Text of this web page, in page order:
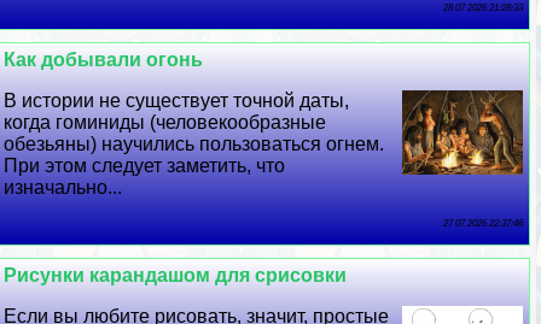
28 07 2026 21:28:33
Как добывали огонь
В истории не существует точной даты,
когда гоминиды (человекообразные
обезьяны) научились пользоваться огнем.
При этом следует заметить, что
изначально...
27 07 2026 22:37:46
Рисунки карандашом для срисовки
Если вы любите рисовать, значит, простые